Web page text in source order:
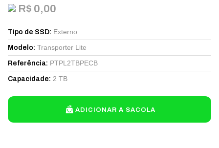
R$ 0,00
Tipo de SSD: Externo
Modelo: Transporter Lite
Referência: PTPL2TBPECB
Capacidade: 2 TB
ADICIONAR A SACOLA